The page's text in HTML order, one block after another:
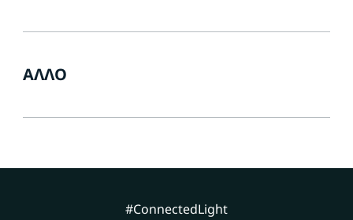
ΆΛΛΟ
#ConnectedLight